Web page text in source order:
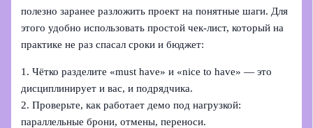
полезно заранее разложить проект на понятные шаги. Для
этого удобно использовать простой чек‑лист, который на
практике не раз спасал сроки и бюджет:
1. Чётко разделите «must have» и «nice to have» — это
дисциплинирует и вас, и подрядчика.
2. Проверьте, как работает демо под нагрузкой:
параллельные брони, отмены, переноси.